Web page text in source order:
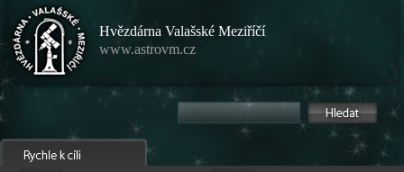
Hvězdárna Valašské Meziříčí
www.astrovm.cz